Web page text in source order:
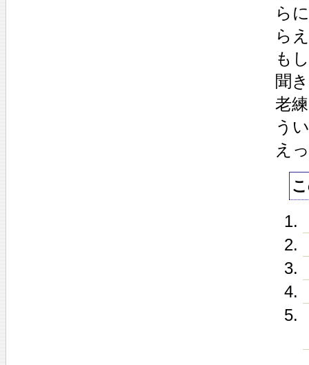
ら
ら
も
聞
老
う
え